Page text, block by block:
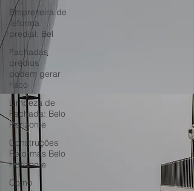
Empreiteira de
reforma
predial: Bel
Fachadas
prédios
podem gerar
risco
Limpeza de
Fachada: Belo
Horizonte
Construções
Reformas Belo
Horizonte
Como